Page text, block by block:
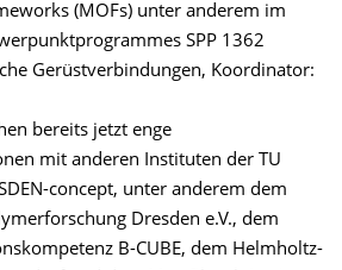
(MOFs) unter anderem im
SPP 1362
Gerüstverbindungen, Koordinator:
bereits jetzt enge
mit anderen Instituten der TU
concept, unter anderem dem
Dresden e.V., dem
B-CUBE, dem Helmholtz-